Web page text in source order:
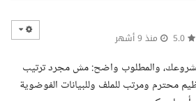
منذ 9 أشهر
والمطلوب واضح: مش مجرد ترتيب
محترم ومرتب للملف وللبيانات الفوضوية